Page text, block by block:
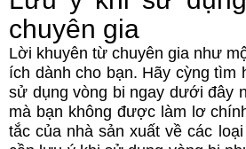
chuyên gia
Lời khuyên từ chuyên gia như
ích dành cho bạn. Hãy cỳng tìm
sử dụng vòng bi ngay dưới đây
mà bạn không được làm lơ
tắc của nhà sản xuất về các